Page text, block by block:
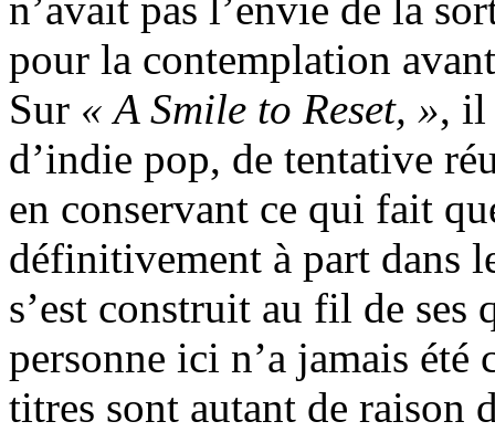
pour la contemplation
Sur « A Smile to Reset, », il
d’indie pop, de tentative
en conservant ce qui fait
définitivement à part dans
s’est construit au fil de ses
personne ici n’a jamais été
titres sont autant de raison